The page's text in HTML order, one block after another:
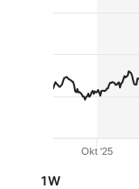
Okt '25
1W